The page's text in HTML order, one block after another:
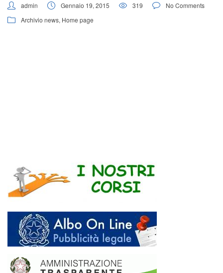
admin Gennaio 19, 2015 319
No Comments
Archivio news, Home page